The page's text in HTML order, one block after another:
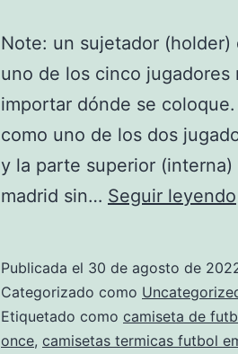
Note: un sujetador
uno de los cinco jugadores
importar dónde se
como uno de los dos
y la parte superior
madrid sin… Seguir leyendo
Publicada el 30 de agosto de
Categorizado como
Etiquetado como camiseta de
once, camisetas termicas futbol